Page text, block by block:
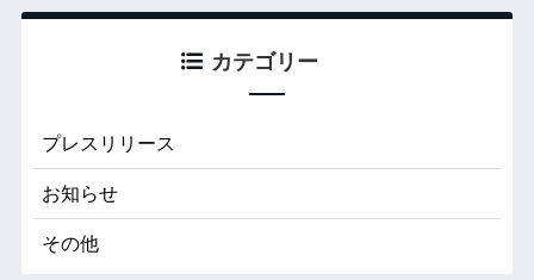
カテゴリー
プレスリリース
お知らせ
その他